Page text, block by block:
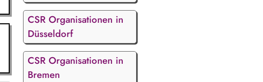
CSR Organisationen in
Düsseldorf
CSR Organisationen in
Bremen